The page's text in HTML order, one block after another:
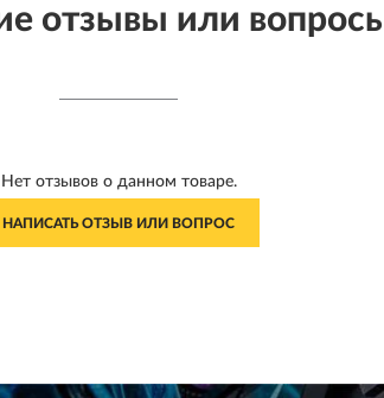
отзывы или
Нет отзывов о данном товаре.
НАПИСАТЬ ОТЗЫВ ИЛИ ВОПРОС